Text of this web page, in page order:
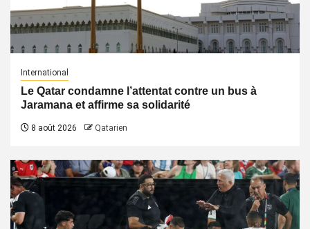
International
Le Qatar condamne l’attentat contre un bus à
Jaramana et affirme sa solidarité
8 août 2026 Qatarien